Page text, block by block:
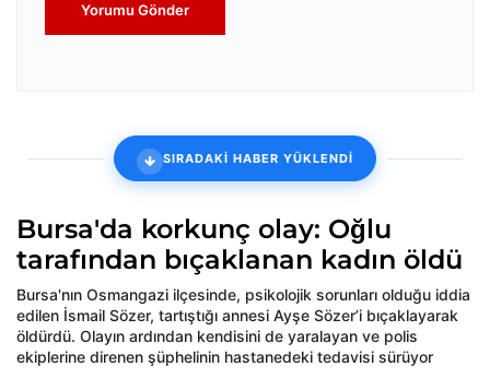
Yorumu Gönder
SIRADAKİ HABER YÜKLENDİ
Bursa'da korkunç olay: Oğlu
tarafından bıçaklanan kadın öldü
Bursa'nın Osmangazi ilçesinde, psikolojik sorunları olduğu iddia
edilen İsmail Sözer, tartıştığı annesi Ayşe Sözer’i bıçaklayarak
öldürdü. Olayın ardından kendisini de yaralayan ve polis
ekiplerine direnen şüphelinin hastanedeki tedavisi sürüyor